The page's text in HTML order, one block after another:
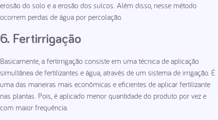
erosão do solo e a erosão dos sulcos. Além disso, nesse método
ocorrem perdas de água por percolação.
6. Fertirrigação
Basicamente, a fertirrigação consiste em uma técnica de aplicação
simultânea de fertilizantes e água, através de um sistema de irrigação. É
uma das maneiras mais econômicas e eficientes de aplicar fertilizante
nas plantas. Pois, é aplicado menor quantidade do produto por vez e
com maior frequência.